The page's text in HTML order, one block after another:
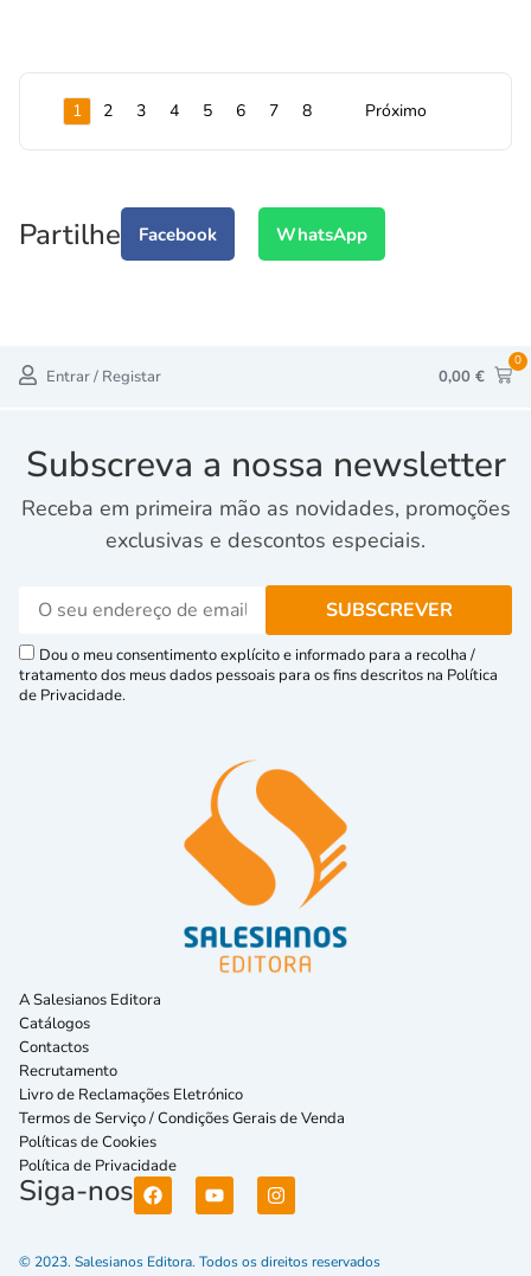
1 2 3 4 5 6 7 8 Próximo
Partilhe Facebook WhatsApp
Entrar / Registar 0,00 €
0
Subscreva a nossa newsletter
Receba em primeira mão as novidades, promoções
exclusivas e descontos especiais.
Dou o meu consentimento explícito e informado para a recolha /
tratamento dos meus dados pessoais para os fins descritos na Política
de Privacidade.
A Salesianos Editora
Catálogos
Contactos
Recrutamento
Livro de Reclamações Eletrónico
Termos de Serviço / Condições Gerais de Venda
Políticas de Cookies
Política de Privacidade
Siga-nos
© 2023. Salesianos Editora. Todos os direitos reservados